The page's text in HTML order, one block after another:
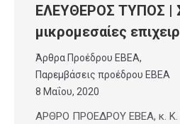
ΕΛΕΥΘΕΡΟΣ ΤΥΠΟΣ |
μικρομεσαίες
Άρθρα Προέδρου ΕΒΕΑ,
Παρεμβάσεις προέδρου ΕΒΕΑ
8 Μαΐου, 2020
ΑΡΘΡΟ ΠΡΟΕΔΡΟΥ ΕΒΕΑ, κ.